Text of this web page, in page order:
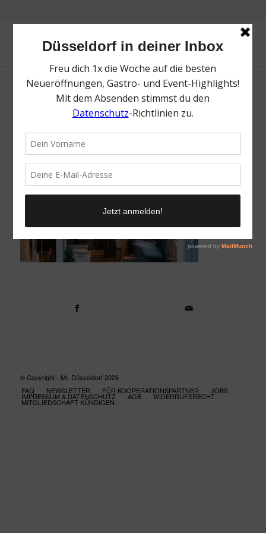
Selekteur | Top Düsseldorfer Concept
Düsseldorf | Foto: Selekteur
© Copyright - Mr. Düsseldorf 2026
FAQ
NEWSLETTER FÜR KOOPERATIONSPARTNER JOBS
IMPRESSUM & DATENSCHUTZ AGB WIDERRUFSRECHT
MITGLIEDSCHAFT KÜNDIGEN